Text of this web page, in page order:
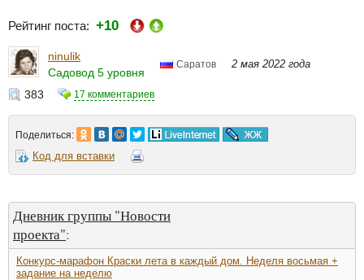
Рейтинг поста: +10
ninulik
Садовод 5 уровня
Саратов 2 мая 2022 года
383 17 комментариев
Поделиться:
Код для вставки
Дневник группы "Новости
проекта":
Конкурс-марафон Краски лета в каждый дом. Неделя восьмая +
задание на неделю